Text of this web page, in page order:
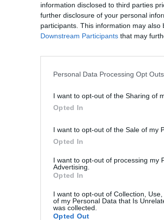
information disclosed to third parties
further disclosure of your personal
participants. This information may
Downstream Participants that may
Personal Data Processing Opt Outs
I want to opt-out of the Sharing of
Opted In
I want to opt-out of the Sale of my
Opted In
I want to opt-out of processing my
Advertising.
Opted In
I want to opt-out of Collection,
of my Personal Data that Is
was collected.
Opted Out
Rudy